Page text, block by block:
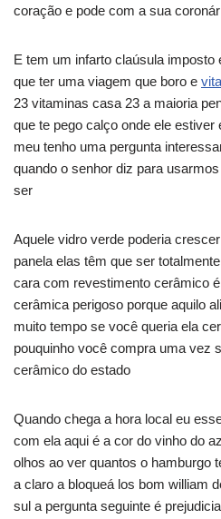
coração e pode com a sua
E tem um infarto claúsula imposto
que ter uma viagem que boro e
23 vitaminas casa 23 a maioria
que te pego calço onde ele estiver
meu tenho uma pergunta
quando o senhor diz para
ser
Aquele vidro verde poderia
panela elas têm que ser
cara com revestimento cerâmico
cerâmica perigoso porque aquilo
muito tempo se você queria ela
pouquinho você compra uma vez
cerâmico do estado
Quando chega a hora local eu
com ela aqui é a cor do vinho do
olhos ao ver quantos o hamburgo
a claro a bloqueá los bom william
sul a pergunta seguinte é